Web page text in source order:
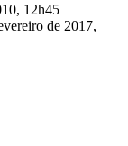
12h45
de 2017,